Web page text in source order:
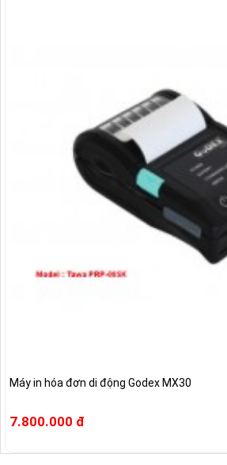
Máy in hóa đơn di động Godex MX30
7.800.000 đ